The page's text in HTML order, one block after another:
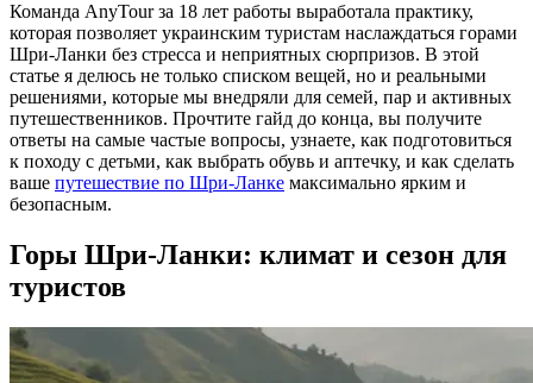
Команда AnyTour за 18 лет работы выработала практику,
которая позволяет украинским туристам наслаждаться горами
Шри-Ланки без стресса и неприятных сюрпризов. В этой
статье я делюсь не только списком вещей, но и реальными
решениями, которые мы внедряли для семей, пар и активных
путешественников. Прочтите гайд до конца, вы получите
ответы на самые частые вопросы, узнаете, как подготовиться
к походу с детьми, как выбрать обувь и аптечку, и как сделать
ваше путешествие по Шри-Ланке максимально ярким и
безопасным.
Горы Шри-Ланки: климат и сезон для
туристов